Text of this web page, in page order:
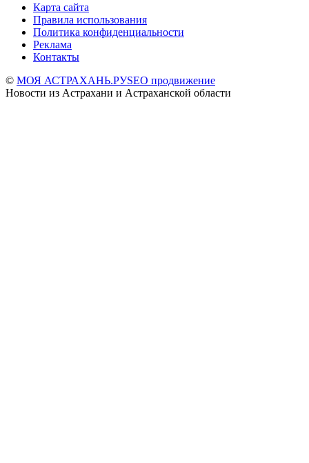
Карта сайта
Правила использования
Политика конфиденциальности
Реклама
Контакты
© МОЯ АСТРАХАНЬ.РУSEO продвижение
Новости из Астрахани и Астраханской области